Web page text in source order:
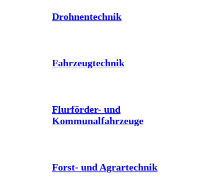
Drohnentechnik
Fahrzeugtechnik
Flurförder- und
Kommunalfahrzeuge
Forst- und Agrartechnik